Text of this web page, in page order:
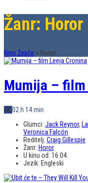
Žanr: Horor
Kino Žepče > Horor
Mumija – film
4K02 h 14 min
Glumci: Jack Reynor,
Veronica Falcón
Reditelj: Craig Gillespie
Žanr: Horor
U kinu od: 16.04.
Jezik: Engleski